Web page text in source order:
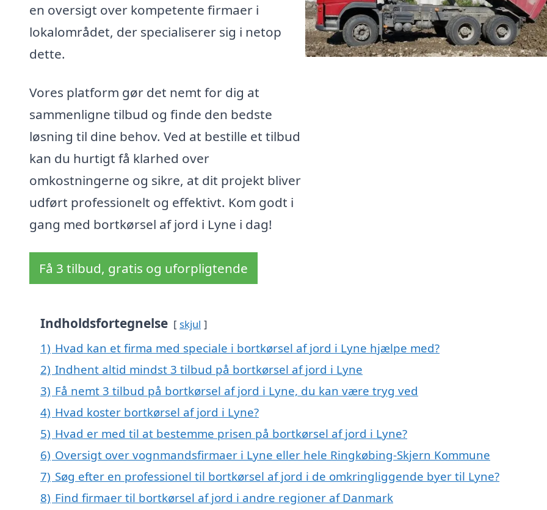
en oversigt over kompetente firmaer i
lokalområdet, der specialiserer sig i netop
dette.
Vores platform gør det nemt for dig at
sammenligne tilbud og finde den bedste
løsning til dine behov. Ved at bestille et tilbud
kan du hurtigt få klarhed over
omkostningerne og sikre, at dit projekt bliver
udført professionelt og effektivt. Kom godt i
gang med bortkørsel af jord i Lyne i dag!
Få 3 tilbud, gratis og uforpligtende
Indholdsfortegnelse skjul
1) Hvad kan et firma med speciale i bortkørsel af jord i Lyne hjælpe med?
2) Indhent altid mindst 3 tilbud på bortkørsel af jord i Lyne
3) Få nemt 3 tilbud på bortkørsel af jord i Lyne, du kan være tryg ved
4) Hvad koster bortkørsel af jord i Lyne?
5) Hvad er med til at bestemme prisen på bortkørsel af jord i Lyne?
6) Oversigt over vognmandsfirmaer i Lyne eller hele Ringkøbing-Skjern Kommune
7) Søg efter en professionel til bortkørsel af jord i de omkringliggende byer til Lyne?
8) Find firmaer til bortkørsel af jord i andre regioner af Danmark